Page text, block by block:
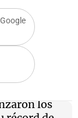
los
3